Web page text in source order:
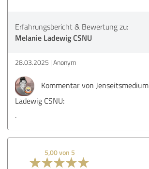
Erfahrungsbericht & Bewertung zu:
Melanie Ladewig CSNU
28.03.2025 Anonym
Kommentar von
Ladewig CSNU:
.
5,00 von 5